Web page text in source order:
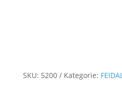
SKU: 5200 Kategorie: FEIDAL